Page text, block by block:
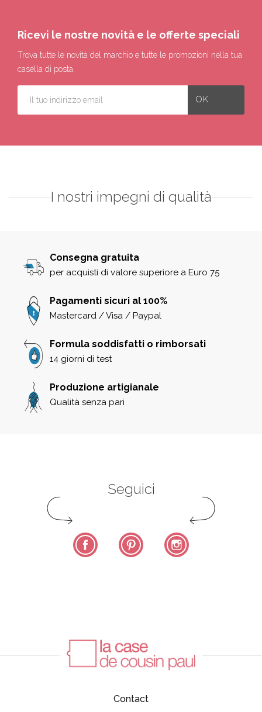
Ricevi le nostre novità e le offerte speciali
Trova tutte le novità del marchio e tutte le promozioni nella tua
casella di posta.
I nostri impegni di qualità
Consegna gratuita
per acquisti di valore superiore a Euro 75
Pagamenti sicuri al 100%
Mastercard / Visa / Paypal
Formula soddisfatti o rimborsati
14 giorni di test
Produzione artigianale
Qualità senza pari
Seguici
Facebook Pinterest
Contact